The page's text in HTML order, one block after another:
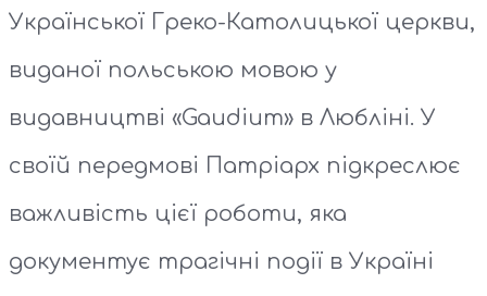
Української Греко-Католицької церкви,
виданої польською мовою у
видавництві «Gaudium» в Любліні. У
своїй передмові Патріарх підкреслює
важливість цієї роботи, яка
документує трагічні події в Україні